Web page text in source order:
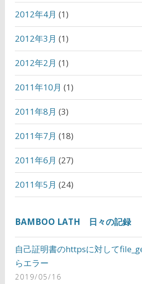
2012年4月 (1)
2012年3月 (1)
2012年2月 (1)
2011年10月 (1)
2011年8月 (3)
2011年7月 (18)
2011年6月 (27)
2011年5月 (24)
BAMBOO LATH 日々の記録
自己証明書のhttpsに対して
らエラー
2019/05/16